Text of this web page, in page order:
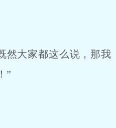
大家都这么说，那我
”